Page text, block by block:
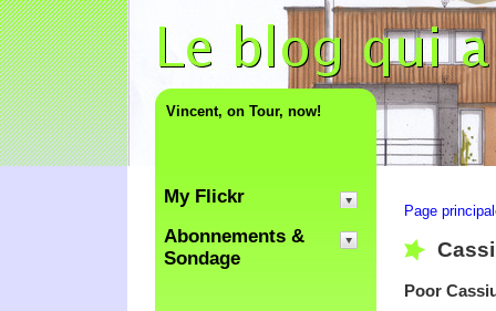
Vincent, on Tour, now!
Page
Poor
My Flickr
Abonnements &
Sondage